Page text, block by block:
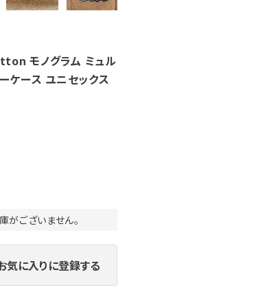
モノグラム ミュル
ケース ユニセックス
がございません。
気に入りに登録する